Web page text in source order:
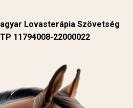
Lovasterápia Szövetség
11794008-22000022